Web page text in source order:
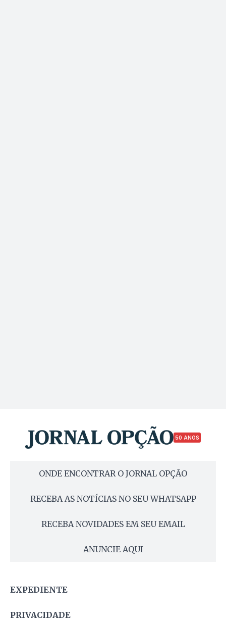
50 ANOS
ONDE ENCONTRAR O JORNAL OPÇÃO
RECEBA AS NOTÍCIAS NO SEU WHATSAPP
RECEBA NOVIDADES EM SEU EMAIL
ANUNCIE AQUI
EXPEDIENTE
PRIVACIDADE